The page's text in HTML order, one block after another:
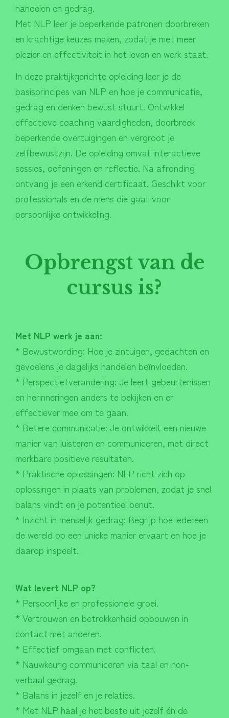
handelen en gedrag.
Met NLP leer je beperkende patronen doorbreken
en krachtige keuzes maken, zodat je met meer
plezier en effectiviteit in het leven en werk staat.
In deze praktijkgerichte opleiding leer je de
basisprincipes van NLP en hoe je communicatie,
gedrag en denken bewust stuurt. Ontwikkel
effectieve coaching vaardigheden, doorbreek
beperkende overtuigingen en vergroot je
zelfbewustzijn. De opleiding omvat interactieve
sessies, oefeningen en reflectie. Na afronding
ontvang je een erkend certificaat. Geschikt voor
professionals en de mens die gaat voor
persoonlijke ontwikkeling.
Opbrengst van de
cursus is?
Met NLP werk je aan:
* Bewustwording: Hoe je zintuigen, gedachten en
gevoelens je dagelijks handelen beïnvloeden.
* Perspectiefverandering: Je leert gebeurtenissen
en herinneringen anders te bekijken en er
effectiever mee om te gaan.
* Betere communicatie: Je ontwikkelt een nieuwe
manier van luisteren en communiceren, met direct
merkbare positieve resultaten.
* Praktische oplossingen: NLP richt zich op
oplossingen in plaats van problemen, zodat je snel
balans vindt en je potentieel benut.
* Inzicht in menselijk gedrag: Begrijp hoe iedereen
de wereld op een unieke manier ervaart en hoe je
daarop inspeelt.
Wat levert NLP op?
* Persoonlijke en professionele groei.
* Vertrouwen en betrokkenheid opbouwen in
contact met anderen.
* Effectief omgaan met conflicten.
* Nauwkeurig communiceren via taal en non-
verbaal gedrag.
* Balans in jezelf en je relaties.
* Met NLP haal je het beste uit jezelf én de